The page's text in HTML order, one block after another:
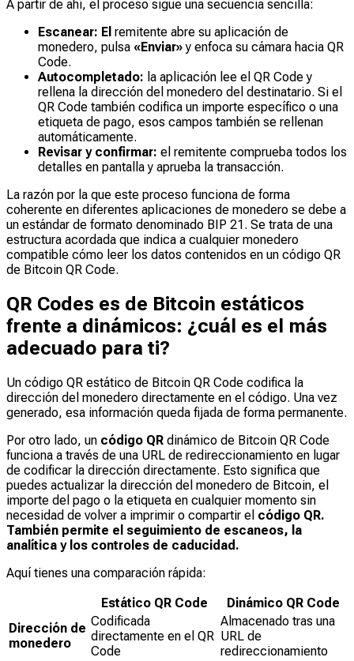
A partir de ahí, el proceso sigue una secuencia sencilla:
Escanear: El remitente abre su aplicación de
monedero, pulsa «Enviar»y enfoca su cámara hacia QR
Code.
Autocompletado: la aplicación lee el QR Code y
rellena la dirección del monedero del destinatario. Si el
QR Code también codifica un importe específico o una
etiqueta de pago, esos campos también se rellenan
automáticamente.
Revisar y confirmar: el remitente comprueba todos los
detalles en pantalla y aprueba la transacción.
La razón por la que este proceso funciona de forma
coherente en diferentes aplicaciones de monedero se debe a
un estándar de formato denominado BIP 21. Se trata de una
estructura acordada que indica a cualquier monedero
compatible cómo leer los datos contenidos en un código QR
de Bitcoin QR Code.
QR Codes es de Bitcoin estáticos
frente a dinámicos: ¿cuál es el más
adecuado para ti?
Un código QR estático de Bitcoin QR Code codifica la
dirección del monedero directamente en el código. Una vez
generado, esa información queda fijada de forma permanente.
Por otro lado, un código QR dinámico de Bitcoin QR Code
funciona a través de una URL de redireccionamiento en lugar
de codificar la dirección directamente. Esto significa que
puedes actualizar la dirección del monedero de Bitcoin, el
importe del pago o la etiqueta en cualquier momento sin
necesidad de volver a imprimir o compartir el código QR.
También permite el seguimiento de escaneos, la
analítica y los controles de caducidad.
Aquí tienes una comparación rápida:
Estático QR Code
Dinámico QR Code
Dirección de
monedero
Codificada
directamente en el QR
Code
Almacenado tras una
URL de
redireccionamiento